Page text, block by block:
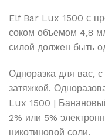
Elf Bar Lux 1500 с
соком объемом 4,8
силой должен быть
Одноразка для вас,
затяжкой.
Lux 1500 |
2% или 5%
никотиновой соли.